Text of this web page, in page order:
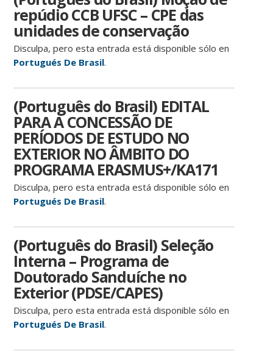
repúdio CCB UFSC – CPE das
unidades de conservação
Disculpa, pero esta entrada está disponible sólo en
Portugués De Brasil.
(Português do Brasil) EDITAL
PARA A CONCESSÃO DE
PERÍODOS DE ESTUDO NO
EXTERIOR NO ÂMBITO DO
PROGRAMA ERASMUS+/KA171
Disculpa, pero esta entrada está disponible sólo en
Portugués De Brasil.
(Português do Brasil) Seleção
Interna – Programa de
Doutorado Sanduíche no
Exterior (PDSE/CAPES)
Disculpa, pero esta entrada está disponible sólo en
Portugués De Brasil.